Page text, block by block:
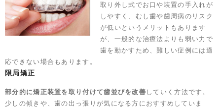
取り外し式でお口や装置の手入れが
しやすく、むし歯や歯周病のリスク
が低いというメリットもあります
が、一般的な治療法よりも弱い力で
歯を動かすため、難しい症例には適
応できない場合もあります。
限局矯正
部分的に矯正装置を取り付けて歯並びを改善 していく方法です。
少しの傾きや、歯の出っ張りが気になる方におすすめしていま